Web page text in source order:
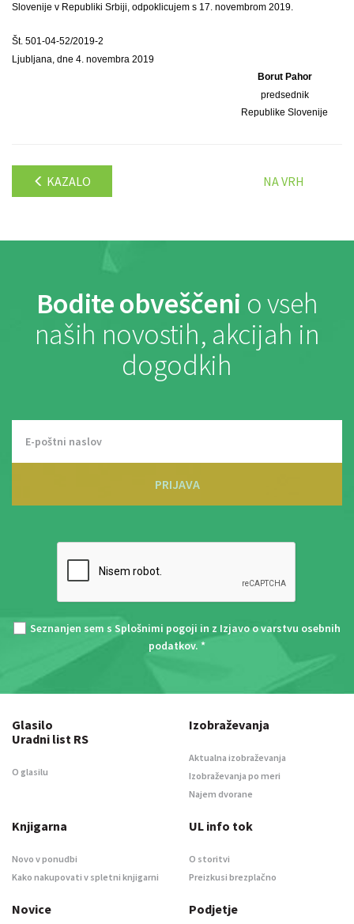
Slovenije v Republiki Srbiji, odpoklicujem s 17. novembrom 2019.
Št. 501-04-52/2019-2
Ljubljana, dne 4. novembra 2019
Borut Pahor
predsednik
Republike Slovenije
KAZALO NA VRH
Bodite obveščeni o vseh
naših novostih, akcijah in
dogodkih
PRIJAVA
Seznanjen sem s Splošnimi pogoji in z Izjavo o varstvu osebnih
podatkov. *
Glasilo
Uradni list RS
O glasilu
Izobraževanja
Aktualna izobraževanja
Izobraževanja po meri
Najem dvorane
Knjigarna
Novo v ponudbi
Kako nakupovati v spletni knjigarni
UL info tok
O storitvi
Preizkusi brezplačno
Novice Podjetje